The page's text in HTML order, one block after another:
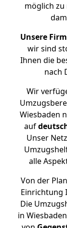
möglich zu
Unsere
wir sind
Ihnen die
nach
Wir
Wiesbaden
auf
Unser
alle
Von der
Einrichtung
Die
in